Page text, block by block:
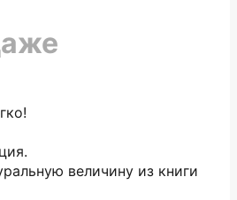
величину из книги